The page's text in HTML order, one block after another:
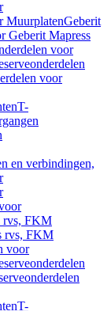
MuurplatenGeberit
Geberit Mapress
voor
voor
T-
en verbindingen,
rvs, FKM
rvs, FKM
voor
T-